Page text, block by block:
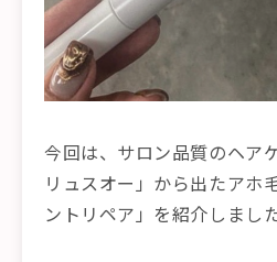
今回は、サロン品質のヘア
リュスオー」から出たアホ
ントリペア」を紹介しました